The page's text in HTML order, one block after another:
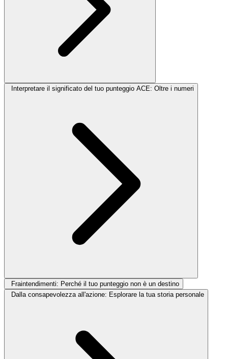
Interpretare il significato del tuo punteggio ACE: Oltre i numeri
Fraintendimenti: Perché il tuo punteggio non è un destino
Dalla consapevolezza all'azione: Esplorare la tua storia personale